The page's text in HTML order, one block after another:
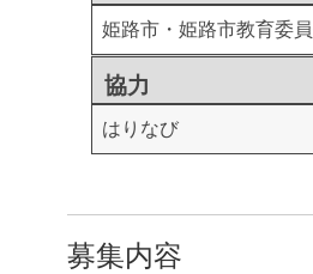
姫路市・姫路市教育委
協力
はりなび
募集内容